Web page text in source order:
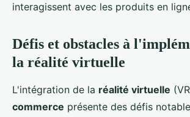
interagissent avec les produits en
Défis et obstacles à
la réalité virtuelle
L'intégration de la réalité virtuelle
commerce présente des défis